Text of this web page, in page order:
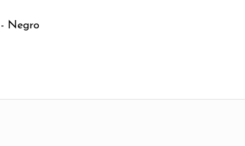
Negro